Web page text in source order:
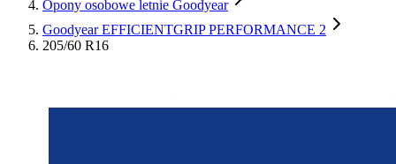
Opony osobowe letnie Goodyear
Goodyear EFFICIENTGRIP PERFORMANCE 2
205/60 R16